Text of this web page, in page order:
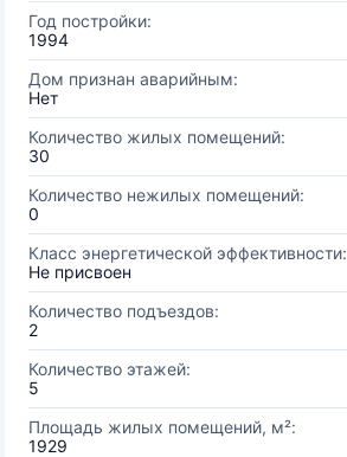
Год постройки:
1994
Дом признан аварийным:
Нет
Количество жилых помещений:
30
Количество нежилых помещений:
0
Класс энергетической эффективности:
Не присвоен
Количество подъездов:
2
Количество этажей:
5
Площадь жилых помещений, м²:
1929